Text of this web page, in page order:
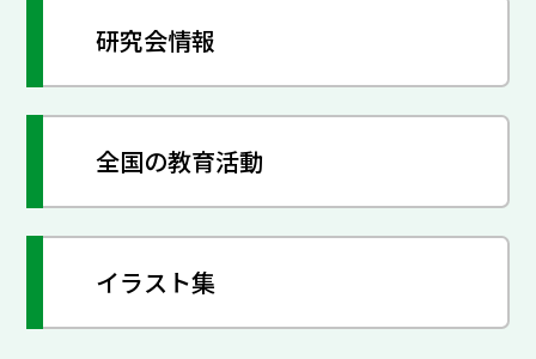
研究会情報
全国の教育活動
イラスト集